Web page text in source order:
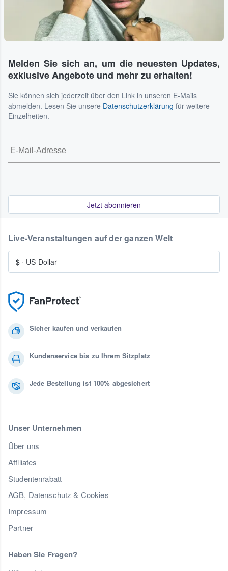
Melden Sie sich an, um die neuesten Updates,
exklusive Angebote und mehr zu erhalten!
Sie können sich jederzeit über den Link in unseren E-Mails
abmelden. Lesen Sie unsere Datenschutzerklärung für weitere
Einzelheiten.
Jetzt abonnieren
Sicher kaufen und verkaufen
Kundenservice bis zu Ihrem Sitzplatz
Jede Bestellung ist 100% abgesichert
Unser Unternehmen
Über uns
Affiliates
Studentenrabatt
AGB, Datenschutz & Cookies
Impressum
Partner
Haben Sie Fragen?
Live-Veranstaltungen auf der ganzen Welt
$ · US-Dollar